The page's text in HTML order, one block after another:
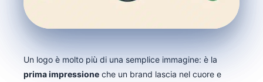
Un logo è molto più di una semplice immagine: è la
prima impressione che un brand lascia nel cuore e